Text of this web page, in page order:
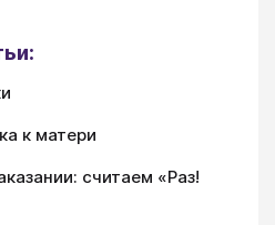
к матери
считаем «Раз!